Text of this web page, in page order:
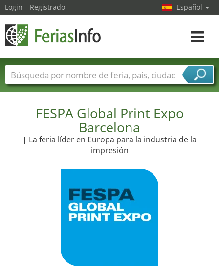
FESPA Global Print Expo
Barcelona
| La feria líder en Europa para la industria de la
impresión
Login Registrado Español
toggle
Nombres de ferias Países
Ciudades
Sectores de proveedor de servicios